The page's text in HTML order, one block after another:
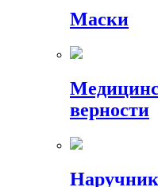
Маски
верности